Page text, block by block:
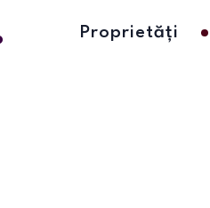
Proprietăți